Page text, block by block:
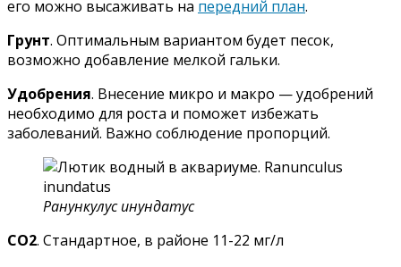
его можно высаживать на передний план.
Грунт. Оптимальным вариантом будет песок,
возможно добавление мелкой гальки.
Удобрения. Внесение микро и макро — удобрений
необходимо для роста и поможет избежать
заболеваний. Важно соблюдение пропорций.
Ранункулус инундатус
СО2. Стандартное, в районе 11-22 мг/л